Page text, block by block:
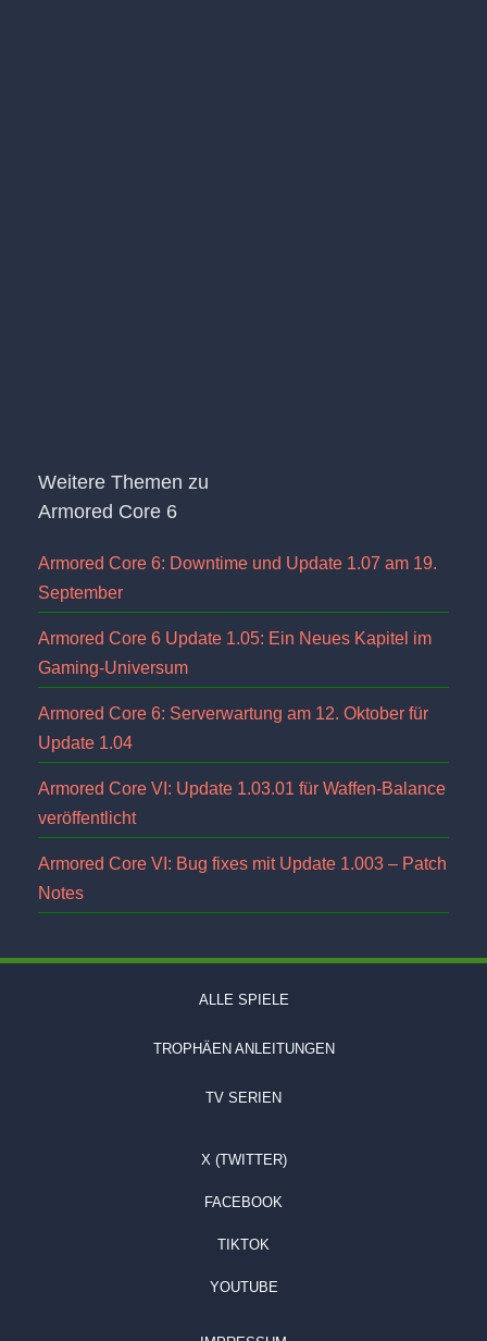
Weitere Themen zu
Armored Core 6
Armored Core 6: Downtime und Update 1.07 am 19.
September
Armored Core 6 Update 1.05: Ein Neues Kapitel im
Gaming-Universum
Armored Core 6: Serverwartung am 12. Oktober für
Update 1.04
Armored Core VI: Update 1.03.01 für Waffen-Balance
veröffentlicht
Armored Core VI: Bug fixes mit Update 1.003 – Patch
Notes
ALLE SPIELE
TROPHÄEN ANLEITUNGEN
TV SERIEN
X (TWITTER)
FACEBOOK
TIKTOK
YOUTUBE